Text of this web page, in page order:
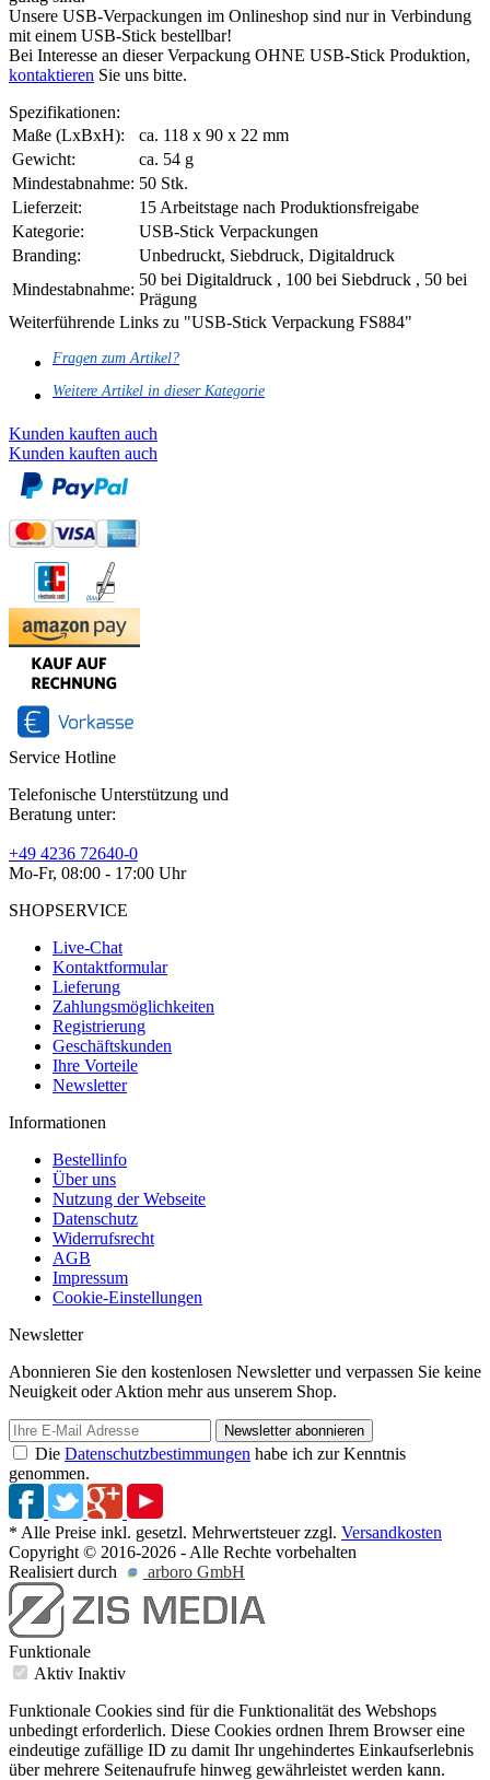
Unsere USB-Verpackungen im Onlineshop sind nur in Verbindung
mit einem USB-Stick bestellbar!
Bei Interesse an dieser Verpackung OHNE USB-Stick Produktion,
kontaktieren Sie uns bitte.
Spezifikationen:
Maße (LxBxH):
ca. 118 x 90 x 22 mm
Gewicht:
ca. 54 g
Mindestabnahme: 50 Stk.
Lieferzeit:
15 Arbeitstage nach Produktionsfreigabe
Kategorie:
USB-Stick Verpackungen
Branding:
Unbedruckt, Siebdruck, Digitaldruck
Mindestabnahme:
50 bei Digitaldruck , 100 bei Siebdruck , 50 bei
Prägung
Weiterführende Links zu "USB-Stick Verpackung FS884"
Fragen zum Artikel?
Weitere Artikel in dieser Kategorie
Kunden kauften auch
Kunden kauften auch
Service Hotline
Telefonische Unterstützung und
Beratung unter:
+49 4236 72640-0
Mo-Fr, 08:00 - 17:00 Uhr
SHOPSERVICE
Live-Chat
Kontaktformular
Lieferung
Zahlungsmöglichkeiten
Registrierung
Geschäftskunden
Ihre Vorteile
Newsletter
Informationen
Bestellinfo
Über uns
Nutzung der Webseite
Datenschutz
Widerrufsrecht
AGB
Impressum
Cookie-Einstellungen
Newsletter
Abonnieren Sie den kostenlosen Newsletter und verpassen Sie keine
Neuigkeit oder Aktion mehr aus unserem Shop.
Newsletter abonnieren
Die Datenschutzbestimmungen habe ich zur Kenntnis
genommen.
* Alle Preise inkl. gesetzl. Mehrwertsteuer zzgl. Versandkosten
Copyright © 2016-2026 - Alle Rechte vorbehalten
Realisiert durch
arboro GmbH
Funktionale
Aktiv Inaktiv
Funktionale Cookies sind für die Funktionalität des Webshops
unbedingt erforderlich. Diese Cookies ordnen Ihrem Browser eine
eindeutige zufällige ID zu damit Ihr ungehindertes Einkaufserlebnis
über mehrere Seitenaufrufe hinweg gewährleistet werden kann.